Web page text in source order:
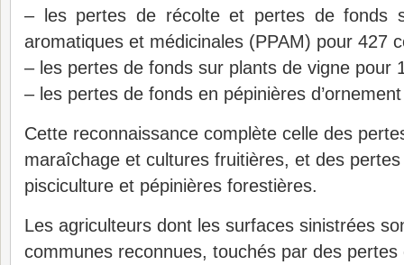
– les pertes de récolte et pertes de fonds
aromatiques et médicinales (PPAM) pour 427
– les pertes de fonds sur plants de vigne pour
– les pertes de fonds en pépinières
Cette reconnaissance complète celle des
maraîchage et cultures fruitières, et des
pisciculture et pépinières forestières.
Les agriculteurs dont les surfaces sinistrées
communes reconnues, touchés par des